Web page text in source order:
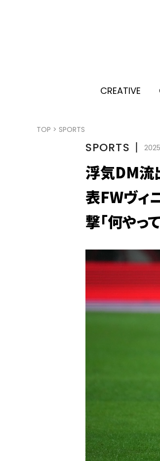
CREATIVE
TOP > SPORTS
SPORTS 丨
浮気DM
表FWヴィ
撃「何やっ